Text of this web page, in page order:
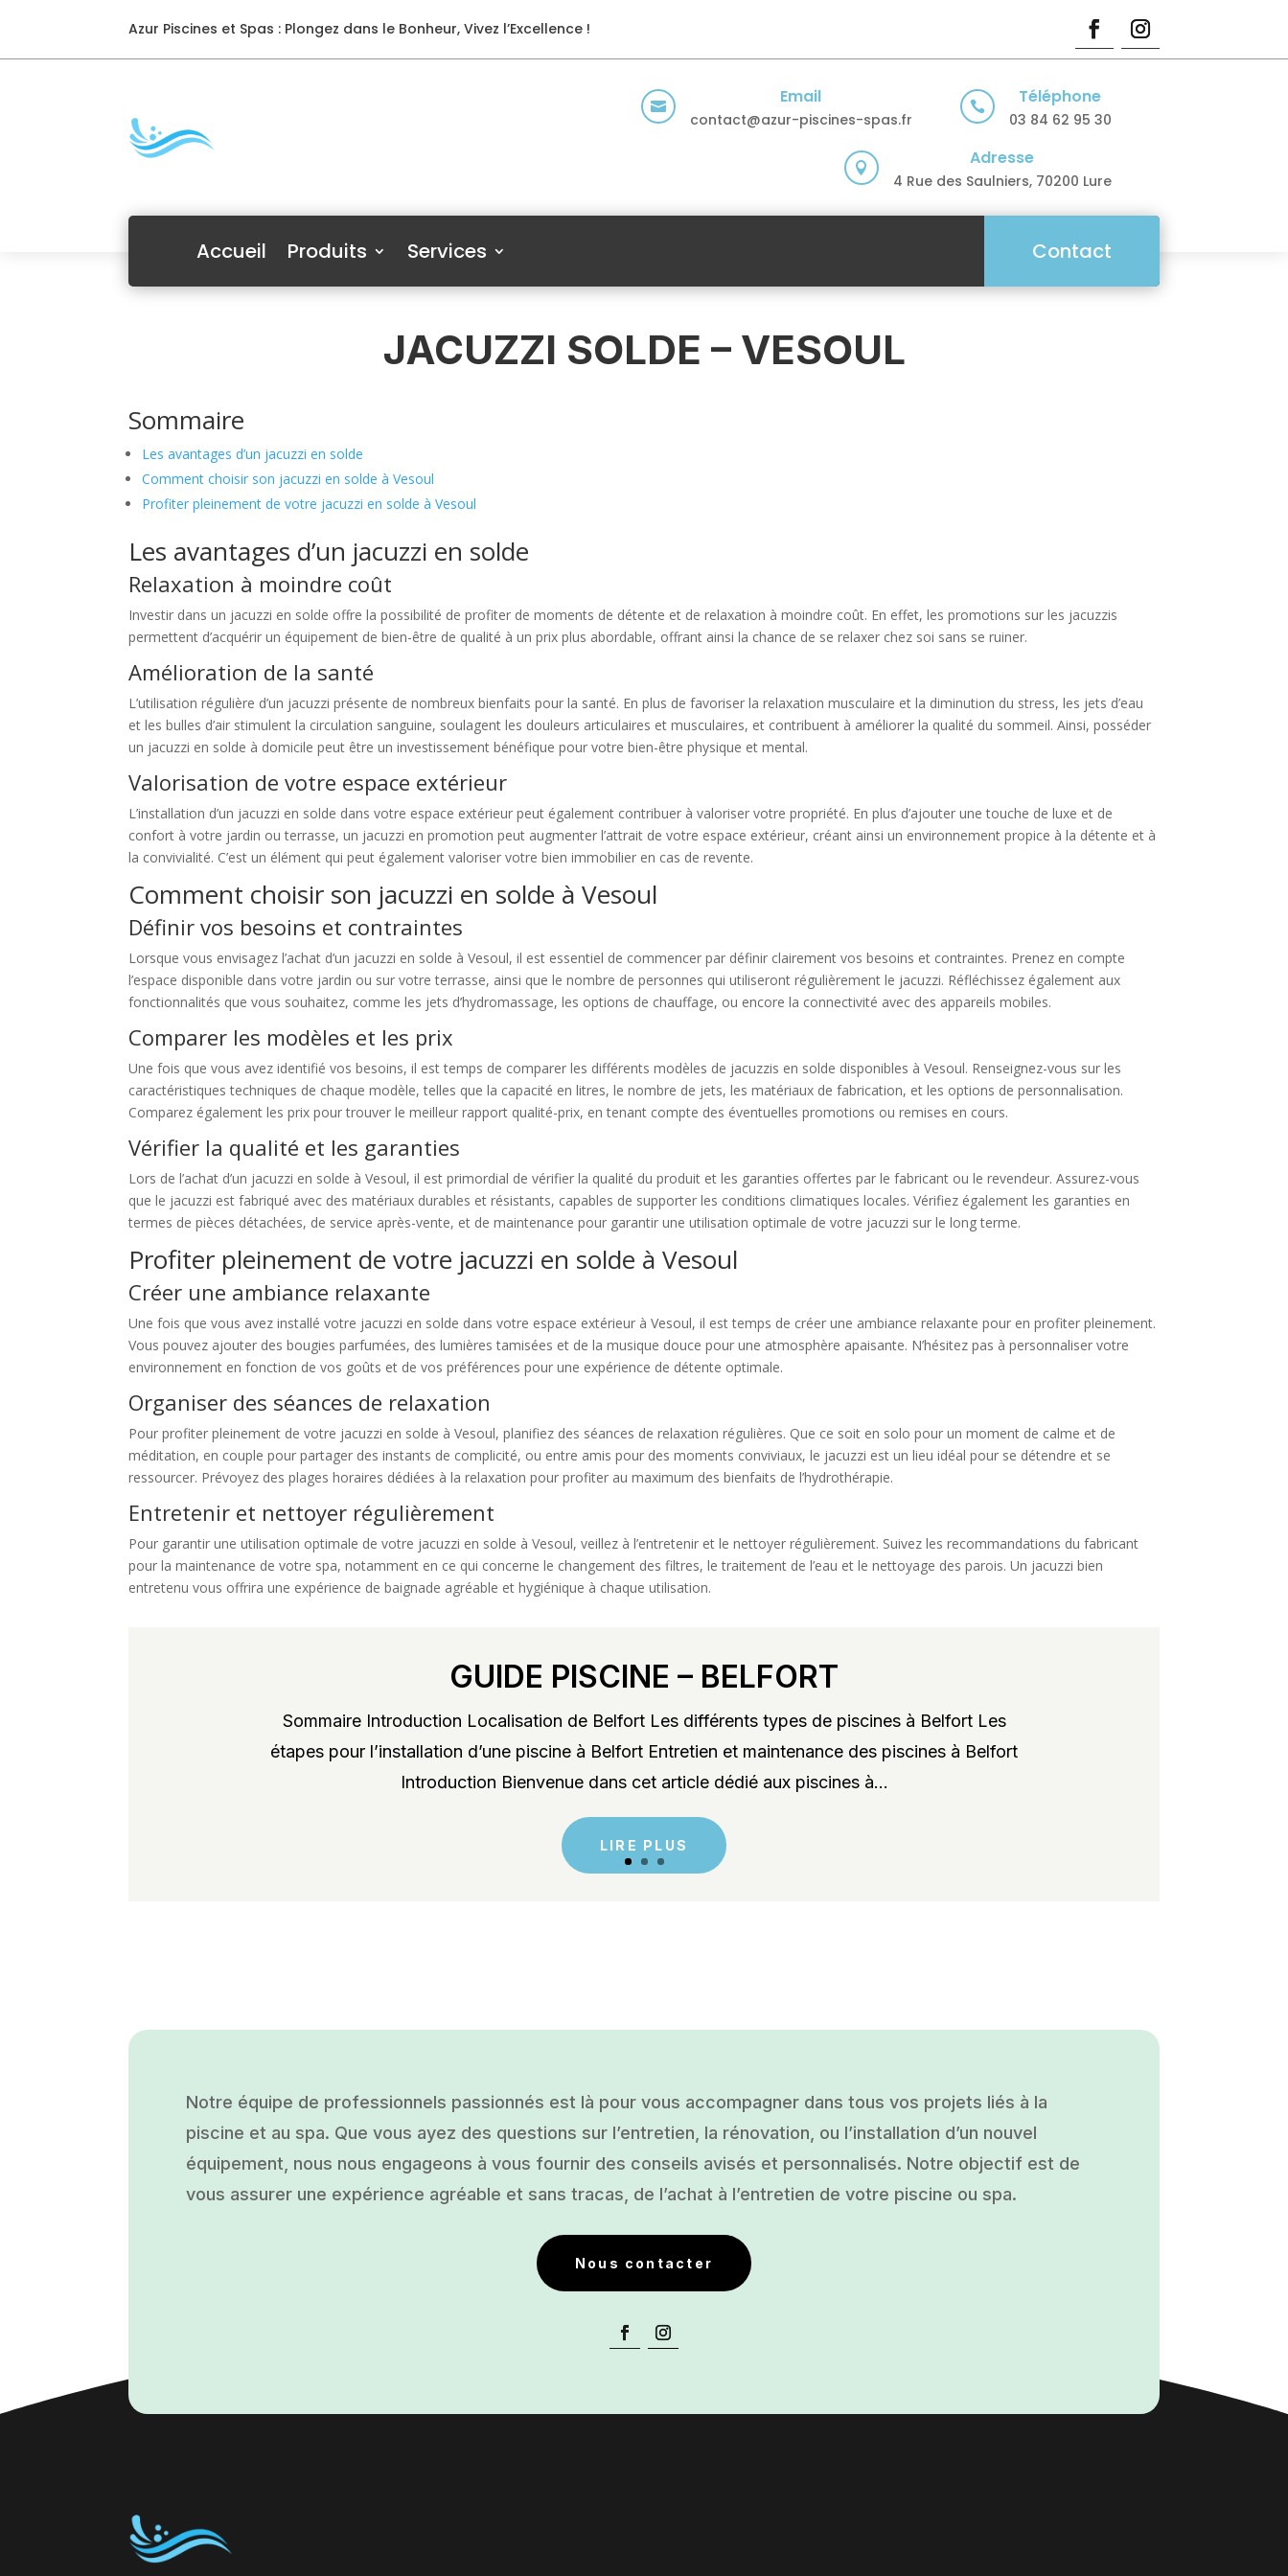
Azur Piscines et Spas : Plongez dans le Bonheur, Vivez l’Excellence !
 Email
contact@azur-piscines-spas.fr
 Téléphone
03 84 62 95 30
 Adresse
4 Rue des Saulniers, 70200 Lure
Accueil Produits Services Contact
JACUZZI SOLDE – VESOUL
Sommaire
Les avantages d’un jacuzzi en solde
Comment choisir son jacuzzi en solde à Vesoul
Profiter pleinement de votre jacuzzi en solde à Vesoul
Les avantages d’un jacuzzi en solde
Relaxation à moindre coût
Investir dans un jacuzzi en solde offre la possibilité de profiter de moments de détente et de relaxation à moindre coût. En effet, les promotions sur les jacuzzis
permettent d’acquérir un équipement de bien-être de qualité à un prix plus abordable, offrant ainsi la chance de se relaxer chez soi sans se ruiner.
Amélioration de la santé
L’utilisation régulière d’un jacuzzi présente de nombreux bienfaits pour la santé. En plus de favoriser la relaxation musculaire et la diminution du stress, les jets d’eau
et les bulles d’air stimulent la circulation sanguine, soulagent les douleurs articulaires et musculaires, et contribuent à améliorer la qualité du sommeil. Ainsi, posséder
un jacuzzi en solde à domicile peut être un investissement bénéfique pour votre bien-être physique et mental.
Valorisation de votre espace extérieur
L’installation d’un jacuzzi en solde dans votre espace extérieur peut également contribuer à valoriser votre propriété. En plus d’ajouter une touche de luxe et de
confort à votre jardin ou terrasse, un jacuzzi en promotion peut augmenter l’attrait de votre espace extérieur, créant ainsi un environnement propice à la détente et à
la convivialité. C’est un élément qui peut également valoriser votre bien immobilier en cas de revente.
Comment choisir son jacuzzi en solde à Vesoul
Définir vos besoins et contraintes
Lorsque vous envisagez l’achat d’un jacuzzi en solde à Vesoul, il est essentiel de commencer par définir clairement vos besoins et contraintes. Prenez en compte
l’espace disponible dans votre jardin ou sur votre terrasse, ainsi que le nombre de personnes qui utiliseront régulièrement le jacuzzi. Réfléchissez également aux
fonctionnalités que vous souhaitez, comme les jets d’hydromassage, les options de chauffage, ou encore la connectivité avec des appareils mobiles.
Comparer les modèles et les prix
Une fois que vous avez identifié vos besoins, il est temps de comparer les différents modèles de jacuzzis en solde disponibles à Vesoul. Renseignez-vous sur les
caractéristiques techniques de chaque modèle, telles que la capacité en litres, le nombre de jets, les matériaux de fabrication, et les options de personnalisation.
Comparez également les prix pour trouver le meilleur rapport qualité-prix, en tenant compte des éventuelles promotions ou remises en cours.
Vérifier la qualité et les garanties
Lors de l’achat d’un jacuzzi en solde à Vesoul, il est primordial de vérifier la qualité du produit et les garanties offertes par le fabricant ou le revendeur. Assurez-vous
que le jacuzzi est fabriqué avec des matériaux durables et résistants, capables de supporter les conditions climatiques locales. Vérifiez également les garanties en
termes de pièces détachées, de service après-vente, et de maintenance pour garantir une utilisation optimale de votre jacuzzi sur le long terme.
Profiter pleinement de votre jacuzzi en solde à Vesoul
Créer une ambiance relaxante
Une fois que vous avez installé votre jacuzzi en solde dans votre espace extérieur à Vesoul, il est temps de créer une ambiance relaxante pour en profiter pleinement.
Vous pouvez ajouter des bougies parfumées, des lumières tamisées et de la musique douce pour une atmosphère apaisante. N’hésitez pas à personnaliser votre
environnement en fonction de vos goûts et de vos préférences pour une expérience de détente optimale.
Organiser des séances de relaxation
Pour profiter pleinement de votre jacuzzi en solde à Vesoul, planifiez des séances de relaxation régulières. Que ce soit en solo pour un moment de calme et de
méditation, en couple pour partager des instants de complicité, ou entre amis pour des moments conviviaux, le jacuzzi est un lieu idéal pour se détendre et se
ressourcer. Prévoyez des plages horaires dédiées à la relaxation pour profiter au maximum des bienfaits de l’hydrothérapie.
Entretenir et nettoyer régulièrement
Pour garantir une utilisation optimale de votre jacuzzi en solde à Vesoul, veillez à l’entretenir et le nettoyer régulièrement. Suivez les recommandations du fabricant
pour la maintenance de votre spa, notamment en ce qui concerne le changement des filtres, le traitement de l’eau et le nettoyage des parois. Un jacuzzi bien
entretenu vous offrira une expérience de baignade agréable et hygiénique à chaque utilisation.
GUIDE PISCINE – BELFORT
Sommaire Introduction Localisation de Belfort Les différents types de piscines à Belfort Les
étapes pour l’installation d’une piscine à Belfort Entretien et maintenance des piscines à Belfort
Introduction Bienvenue dans cet article dédié aux piscines à...
LIRE PLUS
Notre équipe de professionnels passionnés est là pour vous accompagner dans tous vos projets liés à la
piscine et au spa. Que vous ayez des questions sur l’entretien, la rénovation, ou l’installation d’un nouvel
équipement, nous nous engageons à vous fournir des conseils avisés et personnalisés. Notre objectif est de
vous assurer une expérience agréable et sans tracas, de l’achat à l’entretien de votre piscine ou spa.
Nous contacter